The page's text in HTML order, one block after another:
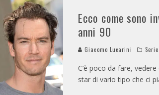
Ecco come sono
anni 90
Giacomo Lucarini
C’è poco da fare,
star di vario tipo che ci